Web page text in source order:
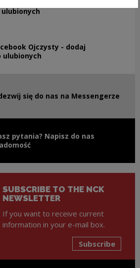
ulubionych
will open in a new window
Ojczysty - dodaj
ulubionych
will open in a new window
się do nas na Messengerze
will open in a new window
pytania? Napisz do nas
SUBSCRIBE TO THE NCK
NEWSLETTER
If you want to receive current
information in your e-mail box.
Subscribe